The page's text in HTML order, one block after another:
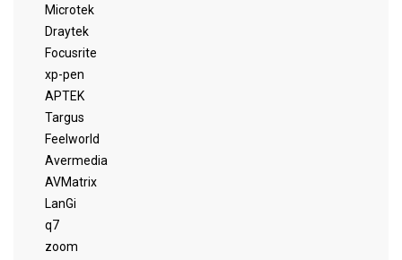
Microtek
Draytek
Focusrite
xp-pen
APTEK
Targus
Feelworld
Avermedia
AVMatrix
LanGi
q7
zoom